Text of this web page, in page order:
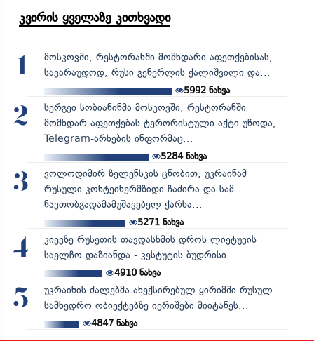
კვირის ყველაზე კითხვადი
1
მოსკოვში, რესტორანში მომხდარი აფეთქებისას,
სავარაუდოდ, რუსი გენერლის ქალიშვილი და...
5992 ნახვა
2
სერგეი სობიანინმა მოსკოვში, რესტორანში
მომხდარ აფეთქებას ტერორისტული აქტი უწოდა,
Telegram-არხების ინფორმაც...
5284ნახვა
3
ვოლოდიმირ ზელენსკის ცნობით, უკრაინამ
რუსული კონტეინერმზიდი ჩაძირა და სამ
ნავთობგადამამუშავებელ ქარხა...
5271ნახვა
4
კიევზე რუსეთის თავდასხმის დროს ლიეტუვის
საელჩო დაზიანდა - კესტუტის ბუდრისი
4910ნახვა
5
უკრაინის ძალებმა ანექსირებულ ყირიმში რუსულ
სამხედრო ობიექტებზე იერიშები მიიტანეს...
4847ნახვა